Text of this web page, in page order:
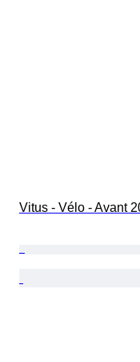
Vitus - Vélo - Avant